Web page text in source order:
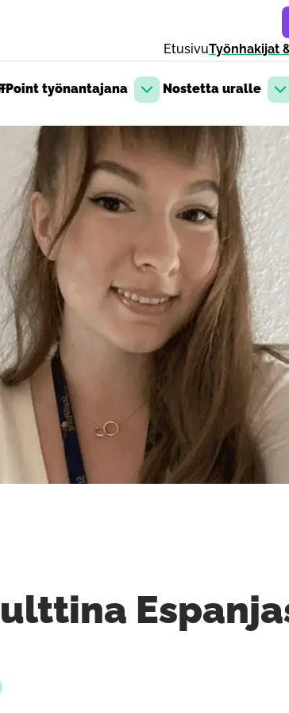
EtusivuTyönhakijat
työnantajana
Avaa pudotusvalikko
Nostetta uralle